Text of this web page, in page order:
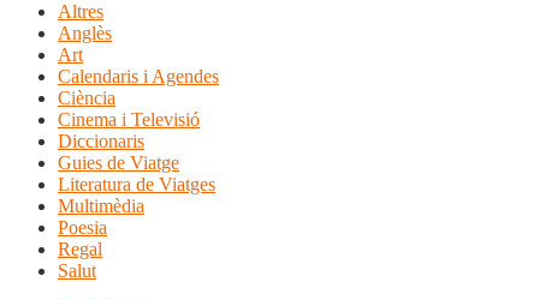
Altres
Anglès
Art
Calendaris i Agendes
Ciència
Cinema i Televisió
Diccionaris
Guies de Viatge
Literatura de Viatges
Multimèdia
Poesia
Regal
Salut